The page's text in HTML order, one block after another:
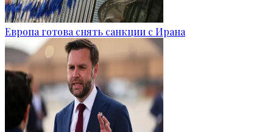
Европа готова снять санкции с Ирана